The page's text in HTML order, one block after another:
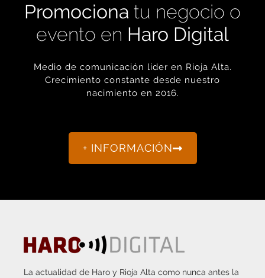
Promociona tu negocio o
evento en Haro Digital
Medio de comunicación líder en Rioja Alta.
Crecimiento constante desde nuestro
nacimiento en 2016.
+ INFORMACIÓN
La actualidad de Haro y Rioja Alta como nunca antes la